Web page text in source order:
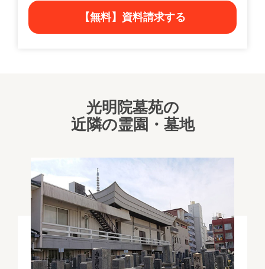
【無料】資料請求する
光明院墓苑の
近隣の霊園・墓地